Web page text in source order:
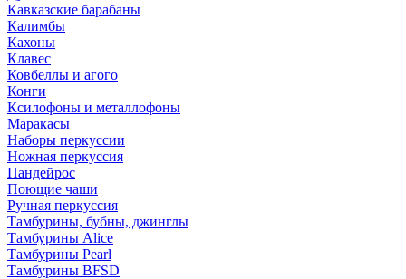
Кавказские барабаны
Калимбы
Кахоны
Клавес
Ковбеллы и агого
Конги
Ксилофоны и металлофоны
Маракасы
Наборы перкуссии
Ножная перкуссия
Пандейрос
Поющие чаши
Ручная перкуссия
Тамбурины, бубны, джинглы
Тамбурины Alice
Тамбурины Pearl
Тамбурины BFSD